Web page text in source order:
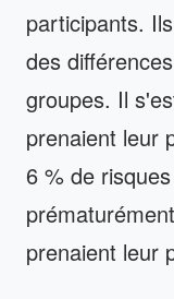
participants.
des
groupes. Il
prenaient leur
6 % de
prenaient leur